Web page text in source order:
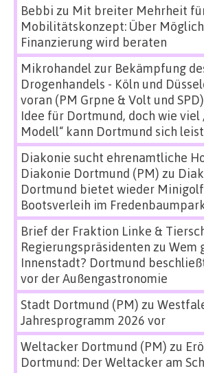
Bebbi zu Mit breiter Mehrheit
Mobilitätskonzept: Über
Finanzierung wird beraten
Mikrohandel zur Bekämpfung
Drogenhandels - Köln und
voran (PM Grpne & Volt und SPD)
Idee für Dortmund, doch wie viel
Modell“ kann Dortmund sich
Diakonie sucht ehrenamtliche
Diakonie Dortmund (PM) zu
Dortmund bietet wieder
Bootsverleih im
Brief der Fraktion Linke &
Regierungspräsidenten zu Wem
Innenstadt? Dortmund
vor der Außengastronomie
Stadt Dortmund (PM) zu
Jahresprogramm 2026 vor
Weltacker Dortmund (PM) zu
Dortmund: Der Weltacker am